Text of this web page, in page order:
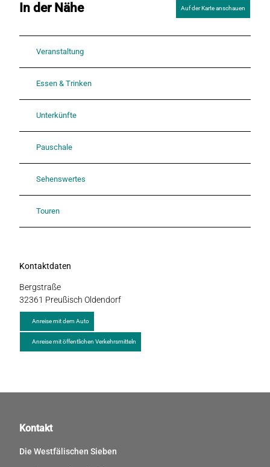
In der Nähe Auf der Karte anschauen
Veranstaltung
Essen & Trinken
Unterkünfte
Pauschale
Sehenswertes
Touren
Kontaktdaten
Bergstraße
32361 Preußisch Oldendorf
Anreise mit dem Auto
Anreise mit öffentlichen Verkehrsmitteln
Kontakt
Die Westfälischen Sieben